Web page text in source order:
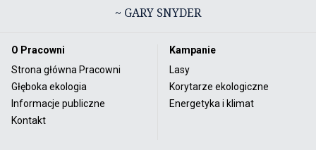
~ GARY SNYDER
O Pracowni
Strona główna Pracowni
Głęboka ekologia
Informacje publiczne
Kontakt
Kampanie
Lasy
Korytarze ekologiczne
Energetyka i klimat